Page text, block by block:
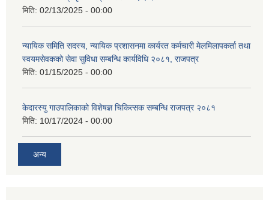
मिति: 02/13/2025 - 00:00
न्यायिक समिति सदस्य, न्यायिक प्रशासनमा कार्यरत कर्मचारी मेलमिलापकर्ता तथा
स्वयमसेवकको सेवा सुविधा सम्बन्धि कार्यविधि २०८१, राजपत्र
मिति: 01/15/2025 - 00:00
केदारस्यु गाउपालिकाको विशेषज्ञ चिकित्सक सम्बन्धि राजपत्र २०८१
मिति: 10/17/2024 - 00:00
अन्य